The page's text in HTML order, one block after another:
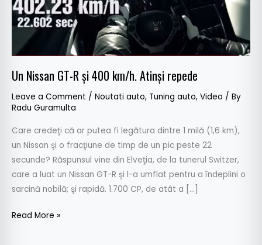
Un Nissan GT-R şi 400 km/h. Atinşi repede
Leave a Comment / Noutati auto, Tuning auto, Video / By
Radu Guramulta
Care credeţi că ar putea fi legătura dintre 1 milă (1,6 km),
un Nissan şi o fracţiune de timp de un pic peste 22
secunde? Răspunsul vine din Elveţia, de la tunerul Switzer,
care a luat un Nissan GT-R şi l-a umflat pentru a îndeplini o
sarcină nobilă; şi rapidă. 1.700 CP, de atât a […]
Atinşi
repede
Read More »